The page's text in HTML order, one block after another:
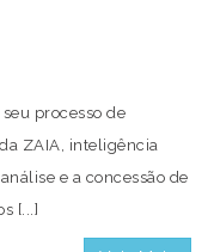
processo de
ZAIA, inteligência
e a concessão de
[...]